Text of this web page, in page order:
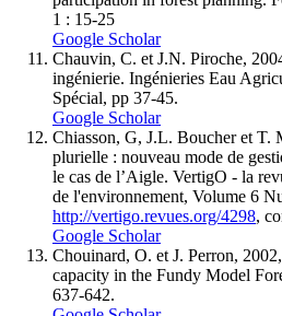
1 : 15-25
Google Scholar
Chauvin, C. et J.N. Piroche,
ingénierie. Ingénieries Eau
Spécial, pp 37-45.
Google Scholar
Chiasson, G, J.L. Boucher et T.
plurielle : nouveau mode de
le cas de l’Aigle. VertigO - la
de l'environnement, Volume 6
http://vertigo.revues.org/4298,
Google Scholar
Chouinard, O. et J. Perron,
capacity in the Fundy Model
637-642.